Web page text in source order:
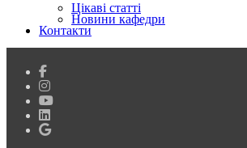
Цікаві статті
Новини кафедри
Контакти